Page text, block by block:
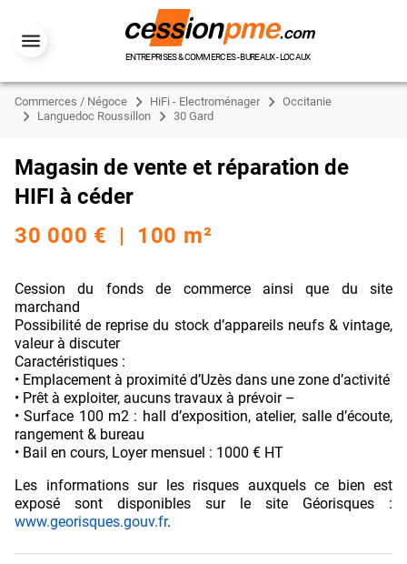
ENTREPRISES & COMMERCES - BUREAUX - LOCAUX
Commerces / Négoce HiFi - Electroménager
Occitanie
Languedoc Roussillon
30 Gard
Magasin de vente et réparation de
HIFI à céder
30 000 € | 100 m²
Cession du fonds de commerce ainsi que du site
marchand
Possibilité de reprise du stock d’appareils neufs & vintage,
valeur à discuter
Caractéristiques :
• Emplacement à proximité d’Uzès dans une zone d’activité
• Prêt à exploiter, aucuns travaux à prévoir –
• Surface 100 m2 : hall d’exposition, atelier, salle d’écoute,
rangement & bureau
• Bail en cours, Loyer mensuel : 1000 € HT
Les informations sur les risques auxquels ce bien est
exposé sont disponibles sur le site Géorisques :
www.georisques.gouv.fr.